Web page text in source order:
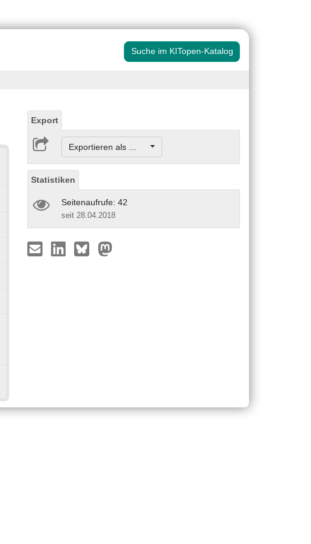
Suche im KITopen-Katalog
Export
Exportieren als ...
Statistiken
Seitenaufrufe: 42
seit 28.04.2018